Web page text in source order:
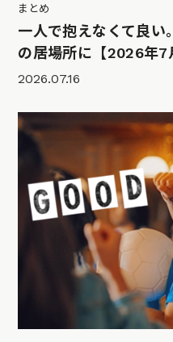
まとめ
一人で抱えなくて良い
の居場所に【2026年7
2026.07.16